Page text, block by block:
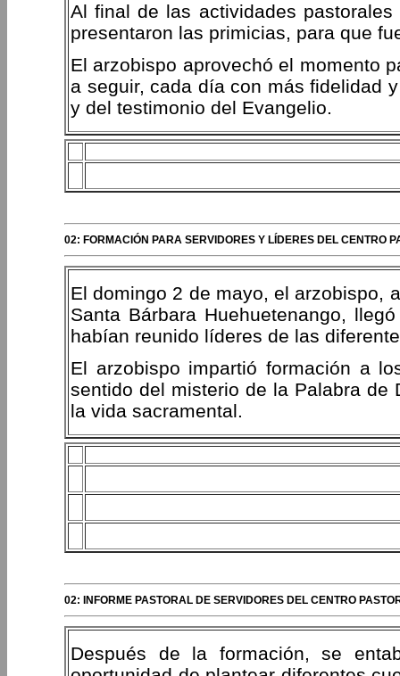
Al final de las actividades
presentaron las primicias, para que
El arzobispo aprovechó el momento
a seguir, cada día con más fidelidad
y del testimonio del Evangelio.
02: FORMACIÓN PARA SERVIDORES Y LÍDERES DEL
El domingo 2 de mayo, el arzobispo,
Santa Bárbara Huehuetenango,
habían reunido líderes de las
El arzobispo impartió formación a
sentido del misterio de la Palabra de
la vida sacramental.
02: INFORME PASTORAL DE SERVIDORES DEL CENTRO
Después de la formación, se